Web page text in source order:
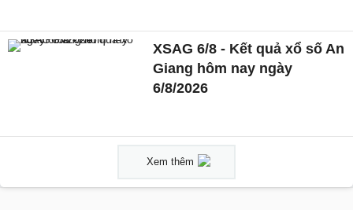
XSAG 6/8 - Kết quả xổ số An
Giang hôm nay ngày
6/8/2026
Xem thêm